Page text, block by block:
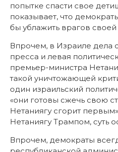
попытке спасти свое
показывает, что
бы ублажить врагов своей
Впрочем, в Израиле дела
пресса и левая
премьер-министра
такой уничтожающей
один израильский
«они готовы сжечь свою
Нетаниягу сгорит
Нетаниягу Трампом, суть
Впрочем, демократы